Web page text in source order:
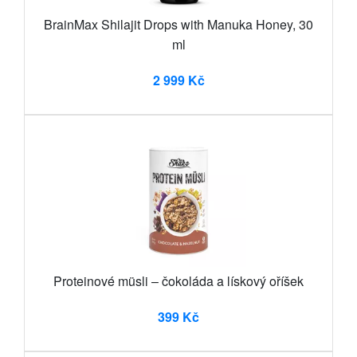
BrainMax Shilajit Drops with Manuka Honey, 30
ml
2 999 Kč
Proteinové müsli – čokoláda a lískový oříšek
399 Kč